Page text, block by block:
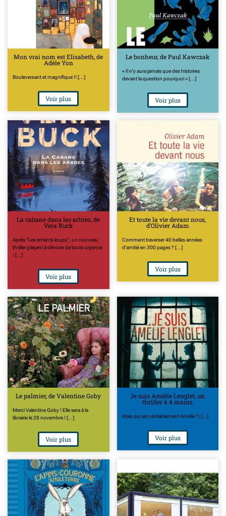
Mon vrai nom est Elisabeth, de
Adèle Yon
Bouleversant et magnifique !! [...]
Voir plus
Le bonheur, de Paul Kawczak
« Il n'y aura jamais que des histoires
devant la question pourquoi » [...]
Voir plus
La cabane dans les arbres, de
Vera Buck
Après "Les enfants loups", un nouveau
thriller glaçant à dévorer de toute urgence
! [...]
Voir plus
Et toute la vie devant nous,
d’Olivier Adam
Comment traverser 40 belles années
d'amitié en 300 pages ? [...]
Voir plus
Le palmier, de Valentine Goby
Merci Valentine Goby ! Elle sera à la
librairie le 28 novembre ! [...]
Voir plus
Je suis Amélie Lenglet, un
thriller à 4 mains
Mais qui est véritablement Amélie ?! [...]
Voir plus